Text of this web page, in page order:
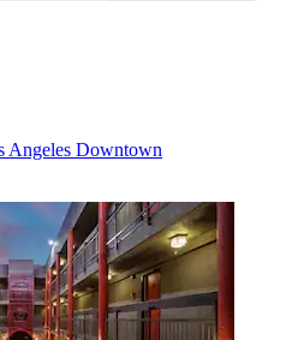
Angeles Downtown